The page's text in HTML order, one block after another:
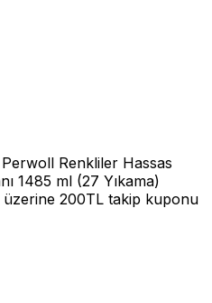
Renkliler Hassas
1485 ml (27 Yıkama)
200TL takip kuponu